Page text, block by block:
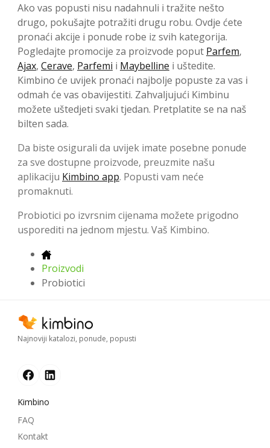
Ako vas popusti nisu nadahnuli i tražite nešto
drugo, pokušajte potražiti drugu robu. Ovdje ćete
pronaći akcije i ponude robe iz svih kategorija.
Pogledajte promocije za proizvode poput Parfem,
Ajax, Cerave, Parfemi i Maybelline i uštedite.
Kimbino će uvijek pronaći najbolje popuste za vas i
odmah će vas obavijestiti. Zahvaljujući Kimbinu
možete uštedjeti svaki tjedan. Pretplatite se na naš
bilten sada.
Da biste osigurali da uvijek imate posebne ponude
za sve dostupne proizvode, preuzmite našu
aplikaciju Kimbino app. Popusti vam neće
promaknuti.
Probiotici po izvrsnim cijenama možete prigodno
usporediti na jednom mjestu. Vaš Kimbino.
Proizvodi
Probiotici
Najnoviji katalozi, ponude, popusti
Kimbino
FAQ
Kontakt